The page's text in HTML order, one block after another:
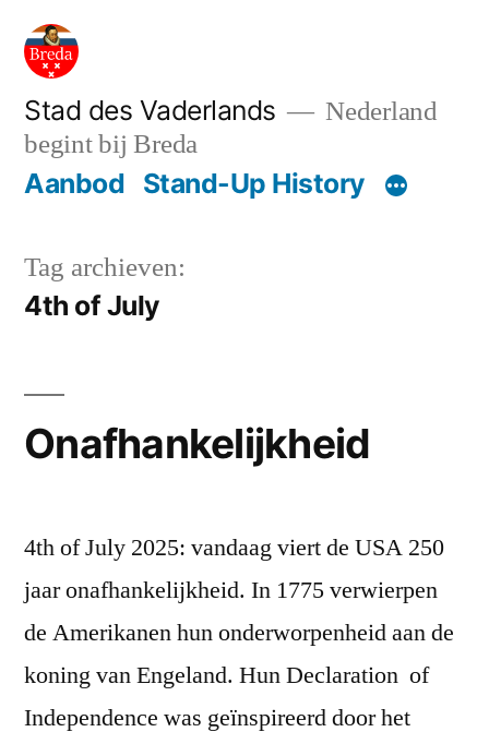
naar
inhoud
Stad des Vaderlands
Nederland
begint bij Breda
Aanbod Stand-Up History
Tag archieven:
4th of July
Onafhankelijkheid
4th of July 2025: vandaag viert de USA 250
jaar onafhankelijkheid. In 1775 verwierpen
de Amerikanen hun onderworpenheid aan de
koning van Engeland. Hun Declaration of
Independence was geïnspireerd door het